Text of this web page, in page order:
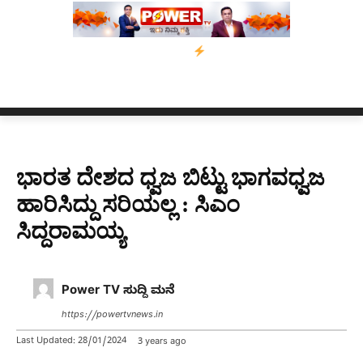
ನ್ಯೂಸ್ ಕಾರ್ಪ್‌ಗೆ ಎಐಯಿಂದ ಸಂಕಷ್ಟ:
ಭಾರತ ದೇಶದ ಧ್ವಜ ಬಿಟ್ಟು ಭಾಗವಧ್ವಜ
ಹಾರಿಸಿದ್ದು ಸರಿಯಲ್ಲ : ಸಿಎಂ
ಸಿದ್ದರಾಮಯ್ಯ
Power TV ಸುದ್ದಿ ಮನೆ
https://powertvnews.in
Last Updated: 28/01/2024 3 years ago